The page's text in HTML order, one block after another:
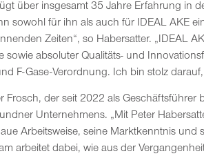
über insgesamt 35 Jahre Erfahrung in
sowohl für ihn als auch für IDEAL AKE
Zeiten“, so Habersatter. „IDEAL
sowie absoluter Qualitäts- und
F-Gase-Verordnung. Ich bin stolz
Frosch, der seit 2022 als
Unternehmens. „Mit Peter
Arbeitsweise, seine Marktkenntnis und
arbeitet dabei, wie aus der